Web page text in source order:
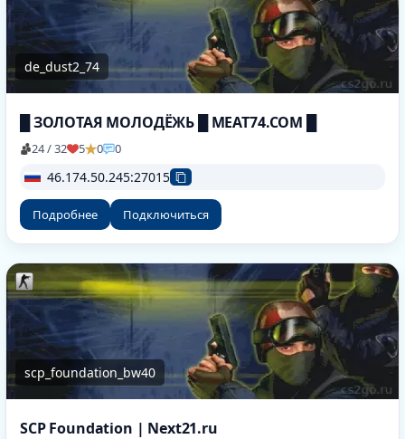
de_dust2_74
█ ЗОЛОТАЯ МОЛОДЁЖЬ █ MEAT74.COM █
24 / 32 5 0 0
46.174.50.245:27015
Подробнее Подключиться
scp_foundation_bw40
SCP Foundation | Next21.ru